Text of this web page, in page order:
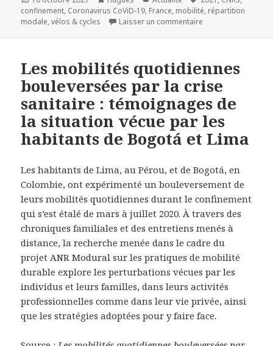
le
clés
confinement, Coronavirus CoViD-19, France, mobilité, répartition
modale,vélos & cycles Laisser un commentaire
Les mobilités quotidiennes
bouleversées par la crise
sanitaire : témoignages de
la situation vécue par les
habitants de Bogotá et Lima
Les habitants de Lima, au Pérou, et de Bogotá, en
Colombie, ont expérimenté un bouleversement de
leurs mobilités quotidiennes durant le confinement
qui s’est étalé de mars à juillet 2020. À travers des
chroniques familiales et des entretiens menés à
distance, la recherche menée dans le cadre du
projet ANR Modural sur les pratiques de mobilité
durable explore les perturbations vécues par les
individus et leurs familles, dans leurs activités
professionnelles comme dans leur vie privée, ainsi
que les stratégies adoptées pour y faire face.